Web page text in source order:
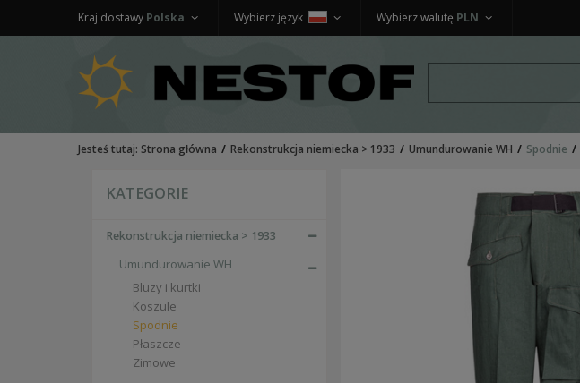
Wybierz walutę PLN
Wybierz język
Kraj dostawy Polska
Jesteś tutaj: Strona główna Rekonstrukcja niemiecka > 1933 Umundurowanie WH Spodnie
KATEGORIE
Rekonstrukcja niemiecka > 1933
Umundurowanie WH
Bluzy i kurtki
Koszule
Spodnie
Płaszcze
Zimowe